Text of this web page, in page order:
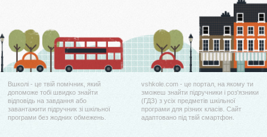
Вшколі - це твій помічник, який
допоможе тобі швидко знайти
відповідь на завдання або
завантажити підручник зі шкільної
програми без жодних обмежень.
vshkole.com - це портал, на якому ти
зможеш знайти підручники і роз'язники
(ГДЗ) з усіх предметів шкільної
програми для різних класів. Сайт
адаптовано під твій смартфон.